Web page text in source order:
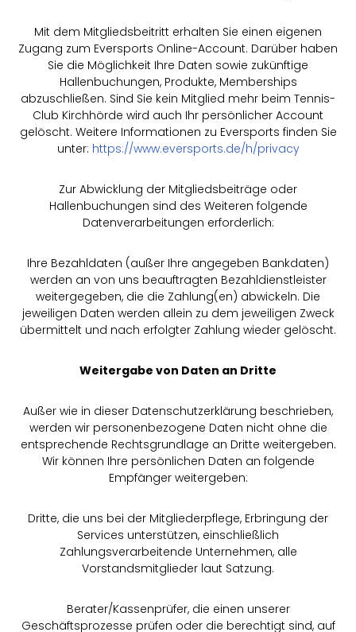
Mit dem Mitgliedsbeitritt erhalten Sie einen eigenen
Zugang zum Eversports Online-Account. Darüber haben
Sie die Möglichkeit Ihre Daten sowie zukünftige
Hallenbuchungen, Produkte, Memberships
abzuschließen. Sind Sie kein Mitglied mehr beim Tennis-
Club Kirchhörde wird auch Ihr persönlicher Account
gelöscht. Weitere Informationen zu Eversports finden Sie
unter: https://www.eversports.de/h/privacy
Zur Abwicklung der Mitgliedsbeiträge oder
Hallenbuchungen sind des Weiteren folgende
Datenverarbeitungen erforderlich:
Ihre Bezahldaten (außer Ihre angegeben Bankdaten)
werden an von uns beauftragten Bezahldienstleister
weitergegeben, die die Zahlung(en) abwickeln. Die
jeweiligen Daten werden allein zu dem jeweiligen Zweck
übermittelt und nach erfolgter Zahlung wieder gelöscht.
Weitergabe von Daten an Dritte
Außer wie in dieser Datenschutzerklärung beschrieben,
werden wir personenbezogene Daten nicht ohne die
entsprechende Rechtsgrundlage an Dritte weitergeben.
Wir können Ihre persönlichen Daten an folgende
Empfänger weitergeben:
Dritte, die uns bei der Mitgliederpflege, Erbringung der
Services unterstützen, einschließlich
Zahlungsverarbeitende Unternehmen, alle
Vorstandsmitglieder laut Satzung.
Berater/Kassenprüfer, die einen unserer
Geschäftsprozesse prüfen oder die berechtigt sind, auf